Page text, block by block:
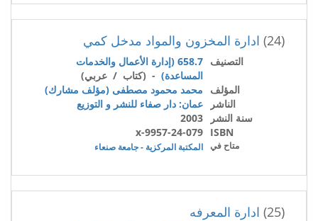
(24) ادارة المخزون والمواد مدخل كمي
التصنيف
658.7 (إدارة الأعمال والخدمات
المساعدة) - (كتاب / عربي)
المؤلف
محمد محمود مصطفى (مؤلف مشارك)
الناشر
عمان: دار صفاء للنشر و التوزيع
سنة النشر
2003
ISBN
9957-24-079-x
متاح في المكتبة المركزية - جامعة صنعاء
(25) ادارة المعرفه